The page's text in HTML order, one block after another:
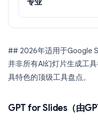
专业
## 2026年适用于Google
并非所有AI幻灯片生成工
具特色的顶级工具盘点。
GPT for Slides（由